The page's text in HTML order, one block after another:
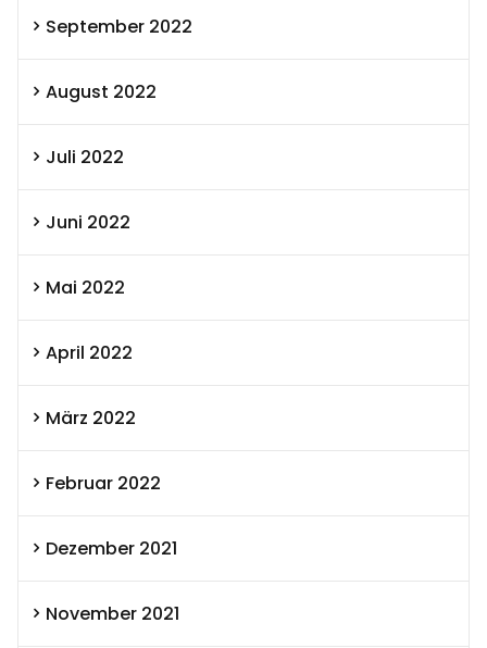
September 2022
August 2022
Juli 2022
Juni 2022
Mai 2022
April 2022
März 2022
Februar 2022
Dezember 2021
November 2021